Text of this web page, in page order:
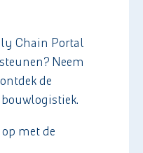
Chain Portal
Neem
de
met de